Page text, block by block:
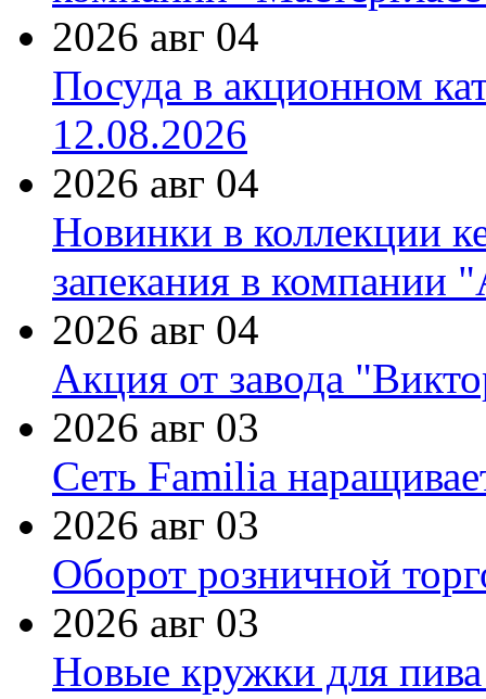
2026 авг 04
Посуда в акционном
12.08.2026
2026 авг 04
Новинки в коллекции
запекания в компании
2026 авг 04
Акция от завода
2026 авг 03
Сеть Familia
2026 авг 03
Оборот розничной
2026 авг 03
Новые кружки для